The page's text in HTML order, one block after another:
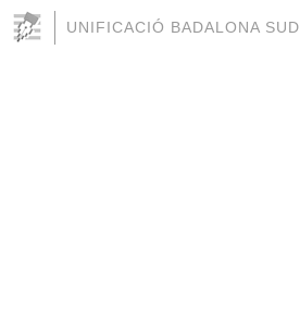
UNIFICACIÓ BADALONA SUD